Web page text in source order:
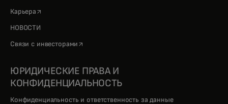
Карьера opens in a new tab
НОВОСТИ
Связи с инвесторами opens in a new tab
ЮРИДИЧЕСКИЕ ПРАВА И
КОНФИДЕНЦИАЛЬНОСТЬ
Конфиденциальность и ответственность за данные